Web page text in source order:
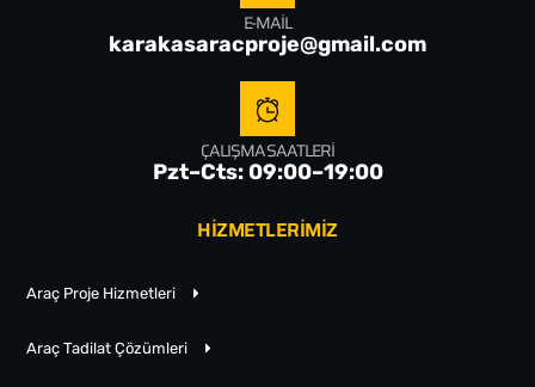
E-MAIL
karakasaracproje@gmail.com
ÇALIŞMA SAATLERI
Pzt–Cts: 09:00–19:00
HİZMETLERİMİZ
Araç Proje Hizmetleri
Araç Tadilat Çözümleri